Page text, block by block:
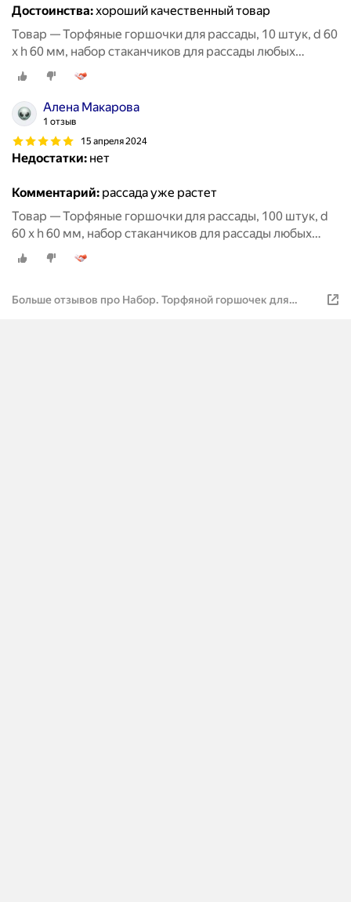
Достоинства:хороший качественный товар
Товар — Торфяные горшочки для рассады, 10 штук, d 60
х h 60 мм, набор стаканчиков для рассады любых
овощей, цветов и растений
Алена Макарова
1 отзыв
15 апреля 2024
Недостатки: нет
Комментарий: рассада уже растет
Товар — Торфяные горшочки для рассады, 100 штук, d
60 х h 60 мм, набор стаканчиков для рассады любых
овощей, цветов и растений
Больше отзывов про Набор. Торфяной горшочек для